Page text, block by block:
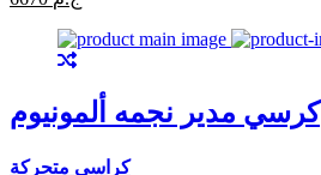
كرسي مدير نجمه ألمونيوم
كراسي متحركة